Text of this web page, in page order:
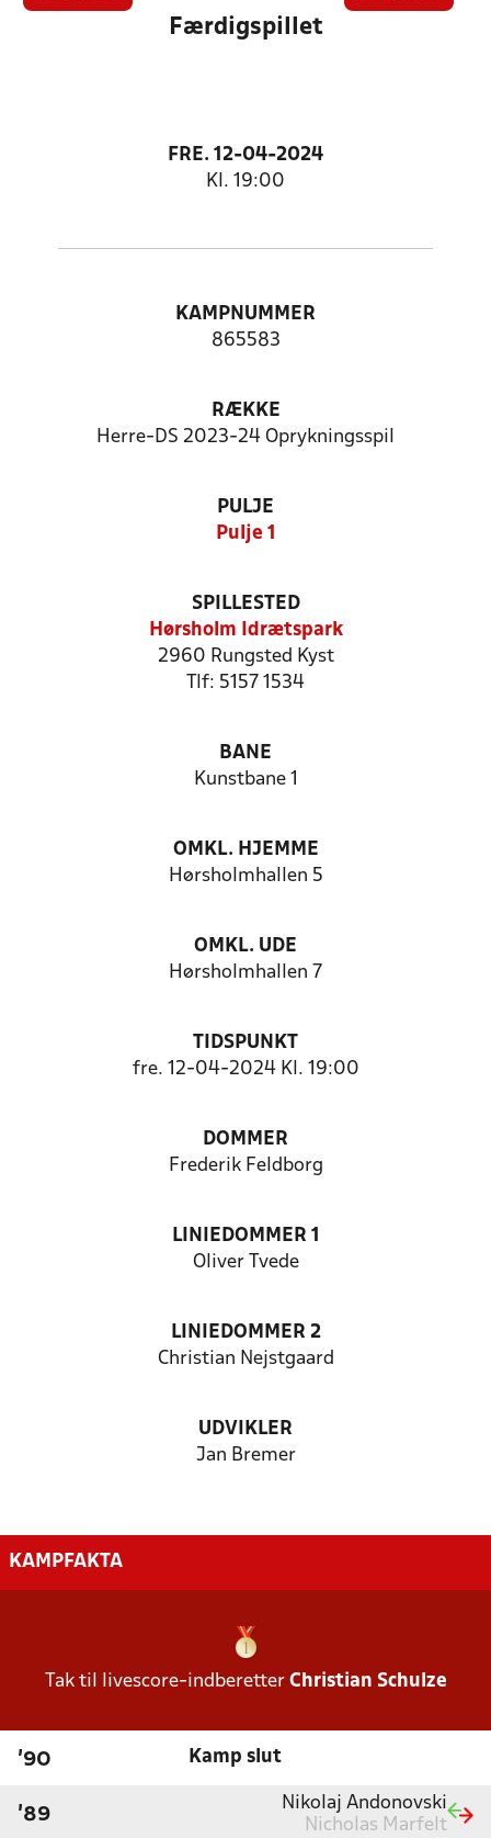
Færdigspillet
FRE. 12-04-2024
Kl. 19:00
KAMPNUMMER
865583
RÆKKE
Herre-DS 2023-24 Oprykningsspil
PULJE
Pulje 1
SPILLESTED
Hørsholm Idrætspark
2960 Rungsted Kyst
Tlf: 5157 1534
BANE
Kunstbane 1
OMKL. HJEMME
Hørsholmhallen 5
OMKL. UDE
Hørsholmhallen 7
TIDSPUNKT
fre. 12-04-2024 Kl. 19:00
DOMMER
Frederik Feldborg
LINIEDOMMER 1
Oliver Tvede
LINIEDOMMER 2
Christian Nejstgaard
UDVIKLER
Jan Bremer
KAMPFAKTA
Tak til livescore-indberetter Christian Schulze
'90 Kamp slut
'89
Nikolaj Andonovski
Nicholas Marfelt